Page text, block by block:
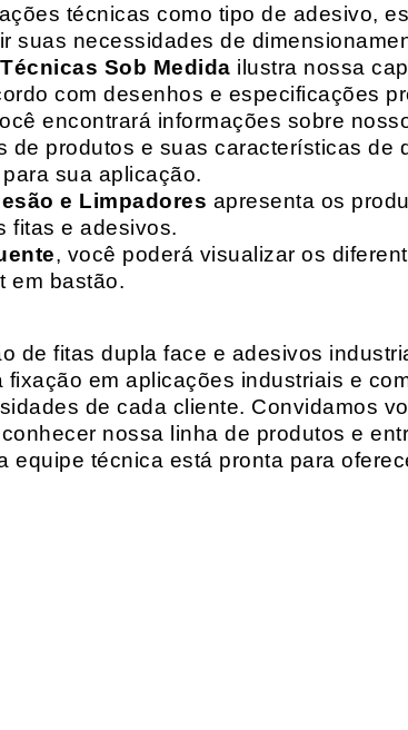
técnicas como tipo de adesivo,
suas necessidades de
Sob Medida ilustra nossa
com desenhos e especificações
encontrará informações sobre
de produtos e suas características
sua aplicação.
e Limpadores apresenta os
fitas e adesivos.
, você poderá visualizar os
em bastão.
de fitas dupla face e adesivos
em aplicações industriais e
de cada cliente. Convidamos
nossa linha de produtos e
equipe técnica está pronta para